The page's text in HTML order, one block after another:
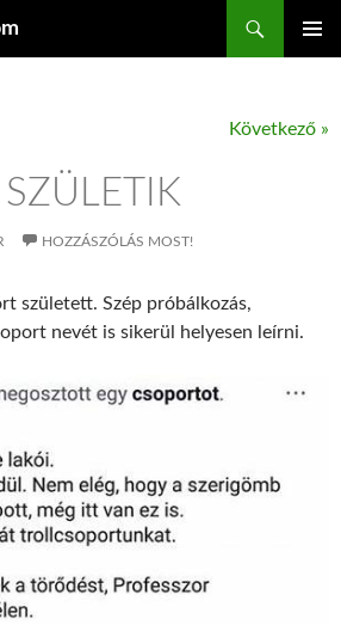
Következő »
HOZZÁSZÓLÁS MOST!
született. Szép próbálkozás,
nevét is sikerül helyesen leírni.